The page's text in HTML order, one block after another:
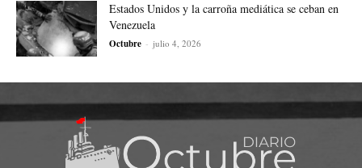
Estados Unidos y la carroña mediática se ceban en
Venezuela
Octubre - julio 4, 2026